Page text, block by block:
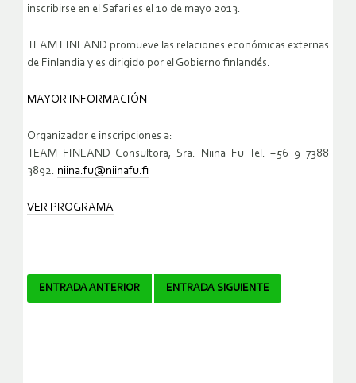
inscribirse en el Safari es el 10 de mayo 2013.
TEAM FINLAND promueve las relaciones económicas externas
de Finlandia y es dirigido por el Gobierno finlandés.
MAYOR INFORMACIÓN
Organizador e inscripciones a:
TEAM FINLAND Consultora, Sra. Niina Fu Tel. +56 9 7388
3892. niina.fu@niinafu.fi
VER PROGRAMA
Navegador
ENTRADA ANTERIOR ENTRADA SIGUIENTE